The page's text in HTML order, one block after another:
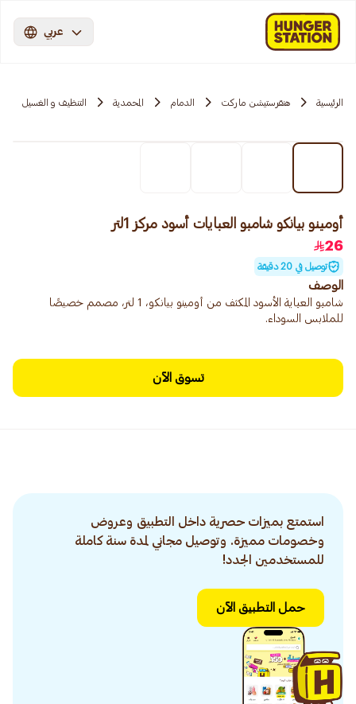
عربي
الرئيسية هنقرستيشن ماركت الدمام المحمدية التنظيف و الغسيل
أومينو بيانكو شامبو العبايات أسود مركز 1لتر
26
توصيل في 20 دقيقة
الوصف
شامبو العباية الأسود المكثف من أومينو بيانكو، 1 لتر، مصمم خصيصًا
للملابس السوداء.
تسوق الآن
استمتع بميزات حصرية داخل التطبيق وعروض
وخصومات مميزة. وتوصيل مجاني لمدة سنة كاملة
للمستخدمين الجدد!
حمل التطبيق الآن